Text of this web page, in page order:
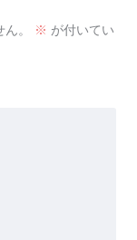
。 ※ が付いてい